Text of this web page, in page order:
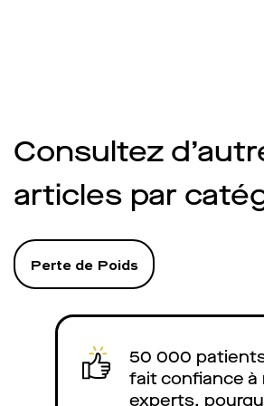
Consultez
articles par
Perte de Poids
50 000
fait confiance à
experts,